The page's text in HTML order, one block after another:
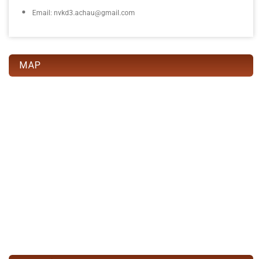
Email: nvkd3.achau@gmail.com
MAP